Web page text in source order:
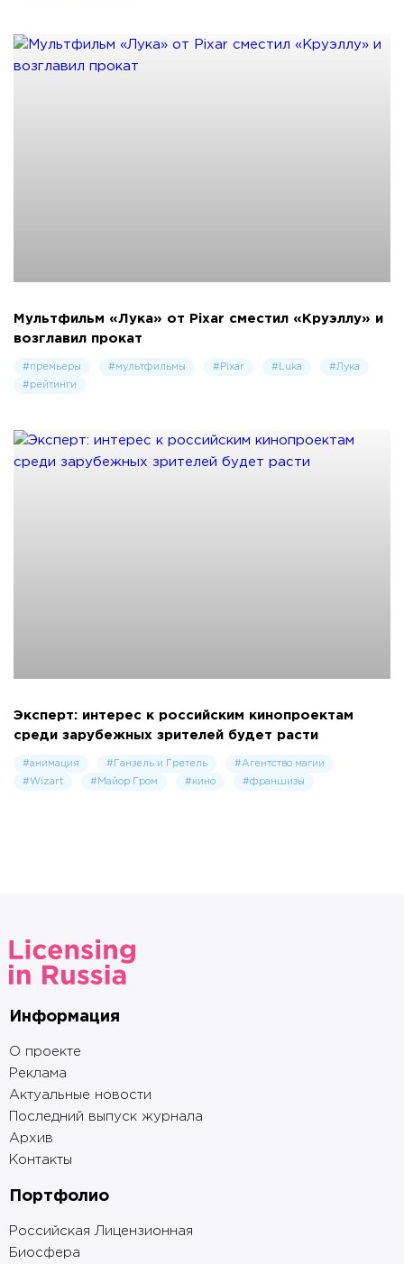
Мультфильм «Лука» от Pixar сместил «Круэллу» и
возглавил прокат
#премьеры #мультфильмы #Pixar #Luka
#Лука
#рейтинги
Эксперт: интерес к российским кинопроектам
среди зарубежных зрителей будет расти
#анимация #Ганзель и Гретель
#Агентство магии
#Wizart
#Майор Гром #кино #франшизы
Информация
О проекте
Реклама
Актуальные новости
Последний выпуск журнала
Архив
Контакты
Портфолио
Российская Лицензионная
Биосфера